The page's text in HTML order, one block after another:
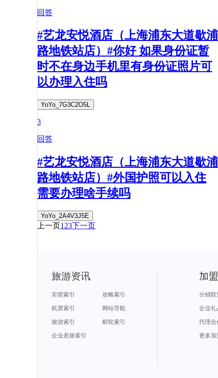
回答
#艺龙安悦酒店（上海浦东大道歇浦
路地铁站店）#你好 如果身份证暂
时不在身边手机里有身份证照片可
以办理入住吗
YoYo_7G3C2O5L
3
回答
#艺龙安悦酒店（上海浦东大道歇浦
路地铁站店）#外国护照可以入住
需要办理啥手续吗
YoYo_2A4V3J5E
上一页1 23下一页
旅游资讯
宾馆索引
攻略索引
机票索引
网站导航
旅游索引
邮轮索引
企业差旅索引
加
分销联
企业礼
代理合
更多加